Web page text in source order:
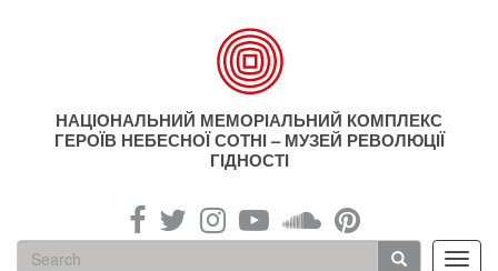
НАЦІОНАЛЬНИЙ МЕМОРІАЛЬНИЙ КОМПЛЕКС
ГЕРОЇВ НЕБЕСНОЇ СОТНІ – МУЗЕЙ РЕВОЛЮЦІЇ
ГІДНОСТІ
Search